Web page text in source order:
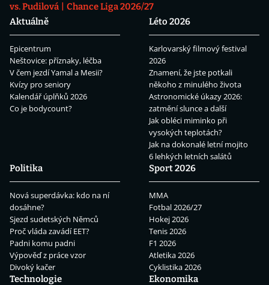
vs. Pudilová
Chance Liga 2026/27
Aktuálně
Epicentrum
Neštovice: příznaky, léčba
V čem jezdí Yamal a Mesii?
Kvízy pro seniory
Kalendář úplňků 2026
Co je bodycount?
Léto 2026
Karlovarský filmový festival
2026
Znamení, že jste potkali
někoho z minulého života
Astronomické úkazy 2026:
zatmění slunce a další
Jak obléci miminko při
vysokých teplotách?
Jak na dokonalé letní mojito
6 lehkých letních salátů
Politika
Nová superdávka: kdo na ní
dosáhne?
Sjezd sudetských Němců
Proč vláda zavádí EET?
Padni komu padni
Výpověď z práce vzor
Divoký kačer
Sport 2026
MMA
Fotbal 2026/27
Hokej 2026
Tenis 2026
F1 2026
Atletika 2026
Cyklistika 2026
Technologie
Ekonomika